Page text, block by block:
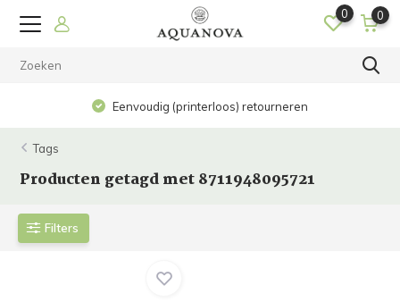
0 0
Eenvoudig (printerloos) retourneren
Tags
Producten getagd met 8711948095721
Filters